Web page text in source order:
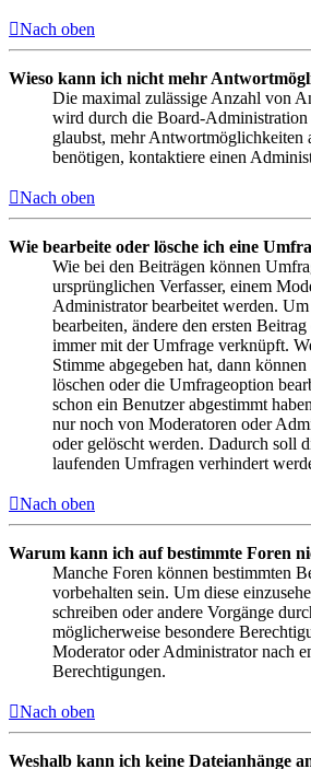
Nach oben
Wieso kann ich nicht mehr
Die maximal zulässige Anzahl von
wird durch die Board-Administration
glaubst, mehr Antwortmöglichkeiten
benötigen, kontaktiere einen
Nach oben
Wie bearbeite oder lösche ich eine
Wie bei den Beiträgen können
ursprünglichen Verfasser, einem
Administrator bearbeitet werden.
bearbeiten, ändere den ersten
immer mit der Umfrage verknüpft.
Stimme abgegeben hat, dann
löschen oder die Umfrageoption
schon ein Benutzer abgestimmt
nur noch von Moderatoren oder
oder gelöscht werden. Dadurch soll
laufenden Umfragen verhindert
Nach oben
Warum kann ich auf bestimmte Foren
Manche Foren können bestimmten
vorbehalten sein. Um diese
schreiben oder andere Vorgänge
möglicherweise besondere
Moderator oder Administrator nach
Berechtigungen.
Nach oben
Weshalb kann ich keine Dateianhänge